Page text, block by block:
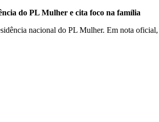
do PL Mulher e cita foco na família
nacional do PL Mulher. Em nota